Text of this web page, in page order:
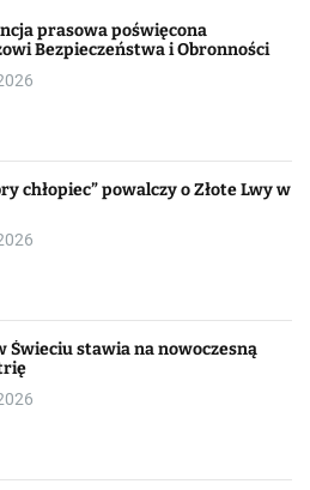
prasowa poświęcona
Bezpieczeństwa i Obronności
chłopiec” powalczy o Złote Lwy w
Świeciu stawia na nowoczesną